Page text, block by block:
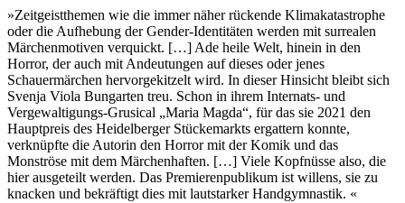
»Zeitgeistthemen wie die immer näher rückende Klimakatastrophe
oder die Aufhebung der Gender-Identitäten werden mit surrealen
Märchenmotiven verquickt. […] Ade heile Welt, hinein in den
Horror, der auch mit Andeutungen auf dieses oder jenes
Schauermärchen hervorgekitzelt wird. In dieser Hinsicht bleibt sich
Svenja Viola Bungarten treu. Schon in ihrem Internats- und
Vergewaltigungs-Grusical „Maria Magda“, für das sie 2021 den
Hauptpreis des Heidelberger Stückemarkts ergattern konnte,
verknüpfte die Autorin den Horror mit der Komik und das
Monströse mit dem Märchenhaften. […] Viele Kopfnüsse also, die
hier ausgeteilt werden. Das Premierenpublikum ist willens, sie zu
knacken und bekräftigt dies mit lautstarker Handgymnastik. «